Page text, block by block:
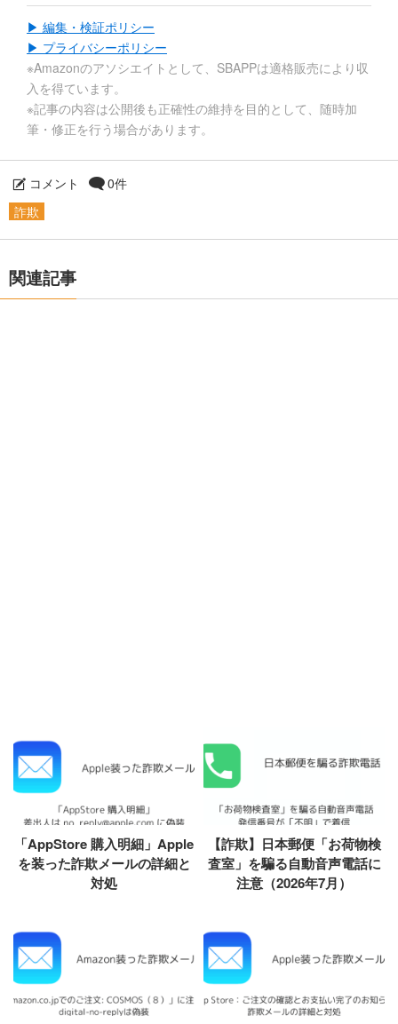
▶ 編集・検証ポリシー
▶ プライバシーポリシー
※Amazonのアソシエイトとして、SBAPPは適格販売により収
入を得ています。
※記事の内容は公開後も正確性の維持を目的として、随時加
筆・修正を行う場合があります。
コメント
0件
詐欺
関連記事
「AppStore 購入明細」Apple
を装った詐欺メールの詳細と
対処
【詐欺】日本郵便「お荷物検
査室」を騙る自動音声電話に
注意（2026年7月）